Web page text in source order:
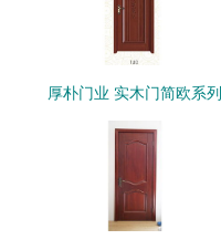
厚朴门业 实木门简欧系列